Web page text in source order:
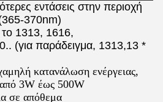
εντάσεις στην περιοχή
370nm)
το 1313, 1616,
(για παράδειγμα, 1313,13 *
κατανάλωση ενέργειας,
3W έως 500W
σε απόθεμα